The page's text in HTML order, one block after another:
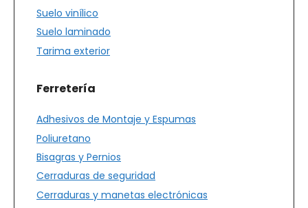
Suelo vinílico
Suelo laminado
Tarima exterior
Ferretería
Adhesivos de Montaje y Espumas
Poliuretano
Bisagras y Pernios
Cerraduras de seguridad
Cerraduras y manetas electrónicas